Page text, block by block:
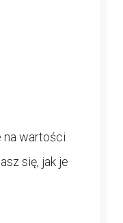
na wartości
się, jak je